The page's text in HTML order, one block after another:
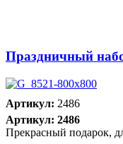
Праздничный
Артикул: 2486
Артикул: 2486
Прекрасный подарок,